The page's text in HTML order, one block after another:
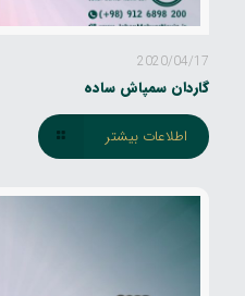
2020/04/17
گاردان سمپاش ساده
اطلاعات بیشتر